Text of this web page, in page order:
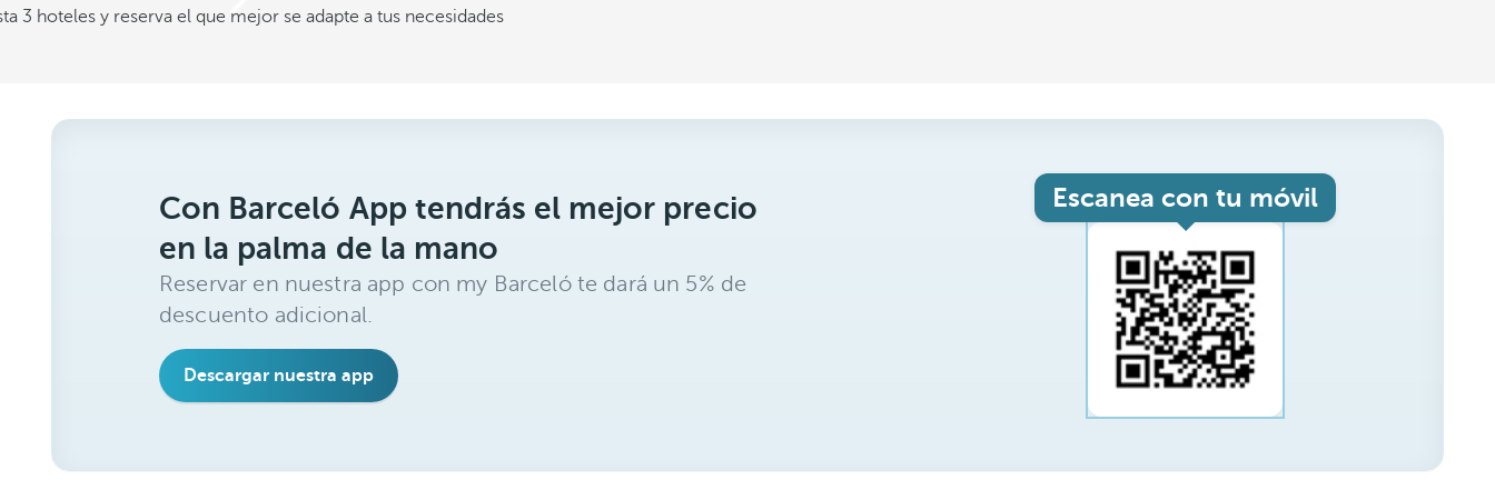
3 hoteles y reserva el que mejor se adapte a tus necesidades
Con Barceló App tendrás el mejor precio
en la palma de la mano
Reservar en nuestra app con my Barceló te dará un 5% de
descuento adicional.
Descargar nuestra app
Escanea con tu móvil